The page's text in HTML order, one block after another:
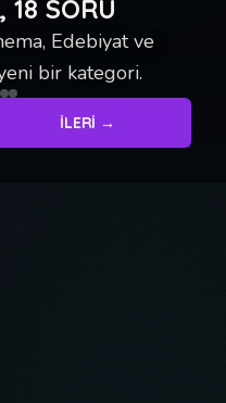
18 SORU
Edebiyat ve
bir kategori.
İLERI →